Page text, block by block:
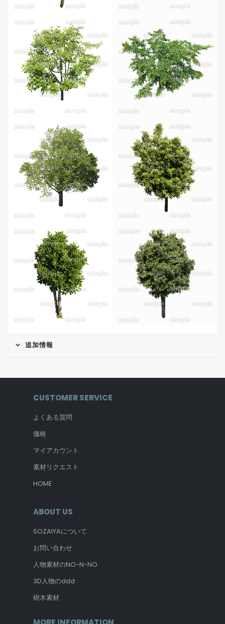
追加情報
CUSTOMER SERVICE
よくある質問
価格
マイアカウント
素材リクエスト
HOME
ABOUT US
SOZAIYAについて
お問い合わせ
人物素材のNO-N-NO
3D人物のddd
樹木素材